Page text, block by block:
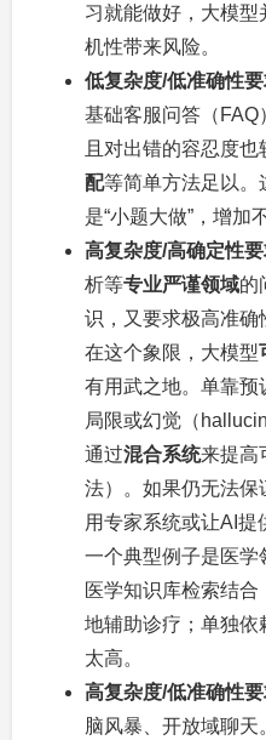
习就能做好，大模
机性带来风险。
低复杂度/低准确性
基础客服问答（
且对出错的容忍度也
配等简单方法足以。
是“小题大做”，增加
高复杂度/高确定性
析等专业严谨领域的
识，又要求极高准确
在这个象限，大模型
有用武之地。单靠预
局限或幻觉（
通过混合系统来提高
法）。如果仍无法保
用专家系统或让AI提
一个典型例子是医
医学知识库检索结
地辅助诊疗；单独依
太高。
高复杂度/低准确性
脑风暴、开放域聊